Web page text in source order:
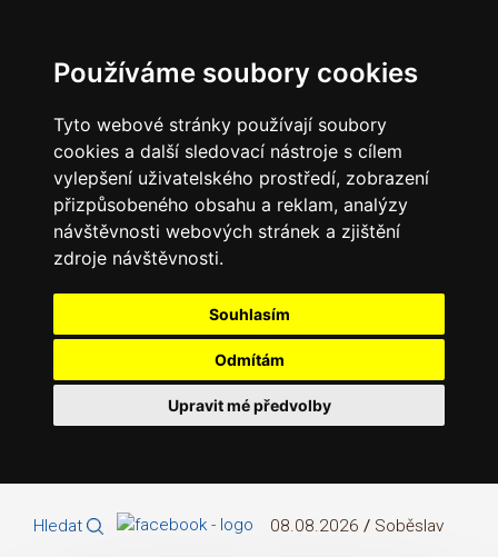
Používáme soubory cookies
Tyto webové stránky používají soubory
cookies a další sledovací nástroje s cílem
vylepšení uživatelského prostředí, zobrazení
přizpůsobeného obsahu a reklam, analýzy
návštěvnosti webových stránek a zjištění
zdroje návštěvnosti.
Souhlasím
Odmítám
Upravit mé předvolby
Hledat 08.08.2026/ Soběslav